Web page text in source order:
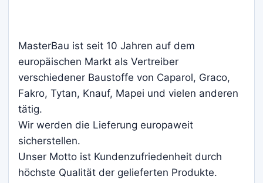
MasterBau ist seit 10 Jahren auf dem
europäischen Markt als Vertreiber
verschiedener Baustoffe von Caparol, Graco,
Fakro, Tytan, Knauf, Mapei und vielen anderen
tätig.
Wir werden die Lieferung europaweit
sicherstellen.
Unser Motto ist Kundenzufriedenheit durch
höchste Qualität der gelieferten Produkte.